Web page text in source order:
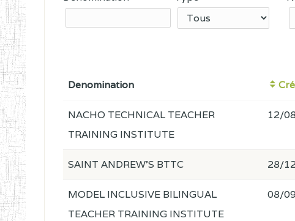
Denomination
NACHO TECHNICAL TEACHER
TRAINING INSTITUTE
12/
SAINT ANDREW'S BTTC 28/
MODEL INCLUSIVE BILINGUAL
TEACHER TRAINING INSTITUTE
08/